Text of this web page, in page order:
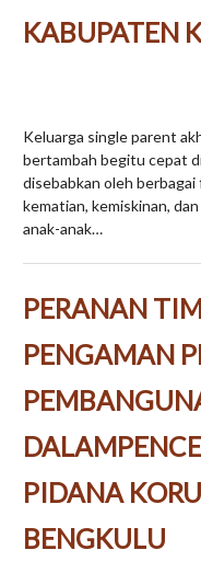
KABUPATEN
Keluarga single parent
bertambah begitu cepat
disebabkan oleh
kematian, kemiskinan,
anak-anak…
PERANAN
PENGAMAN
PIDANA
BENGKULU